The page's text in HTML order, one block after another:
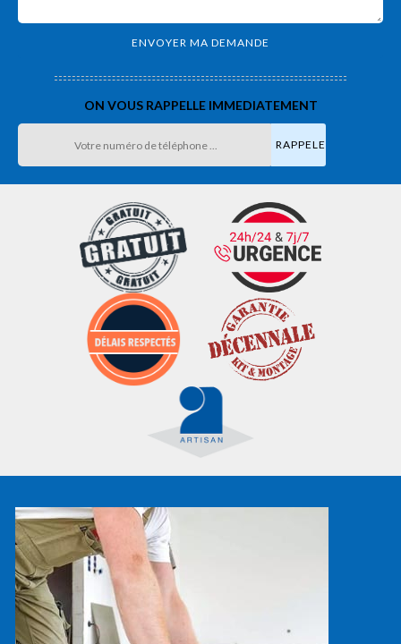
ON VOUS RAPPELLE IMMEDIATEMENT